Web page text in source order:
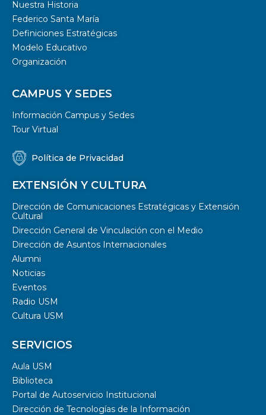
Nuestra Historia
Federico Santa María
Definiciones Estratégicas
Modelo Educativo
Organización
CAMPUS Y SEDES
Información Campus y Sedes
Tour Virtual
Política de Privacidad
EXTENSIÓN Y CULTURA
Dirección de Comunicaciones Estratégicas y Extensión
Cultural
Dirección General de Vinculación con el Medio
Dirección de Asuntos Internacionales
Alumni
Noticias
Eventos
Radio USM
Cultura USM
SERVICIOS
Aula USM
Biblioteca
Portal de Autoservicio Institucional
Dirección de Tecnologías de la Información